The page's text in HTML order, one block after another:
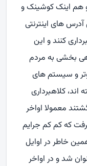
اینک کوشینک و
های اینترنتی
کنند و این
بخشی به مردم
و سیستم های
اند، کلاهبرداری
معمولا اواخر
گرفت که کم کم جرایم
خاطر در اوایل
شد و در اواخر